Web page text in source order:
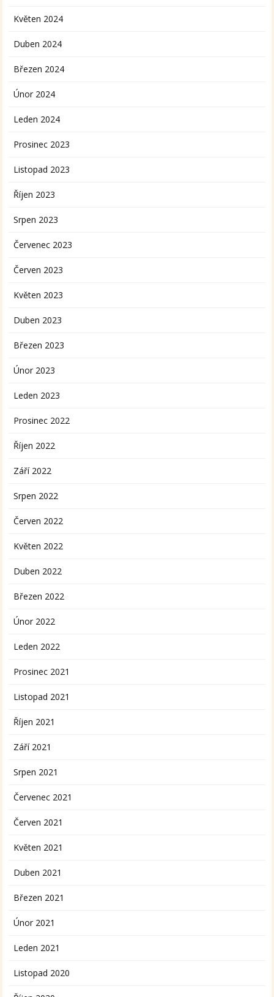
Květen 2024
Duben 2024
Březen 2024
Únor 2024
Leden 2024
Prosinec 2023
Listopad 2023
Říjen 2023
Srpen 2023
Červenec 2023
Červen 2023
Květen 2023
Duben 2023
Březen 2023
Únor 2023
Leden 2023
Prosinec 2022
Říjen 2022
Září 2022
Srpen 2022
Červen 2022
Květen 2022
Duben 2022
Březen 2022
Únor 2022
Leden 2022
Prosinec 2021
Listopad 2021
Říjen 2021
Září 2021
Srpen 2021
Červenec 2021
Červen 2021
Květen 2021
Duben 2021
Březen 2021
Únor 2021
Leden 2021
Listopad 2020